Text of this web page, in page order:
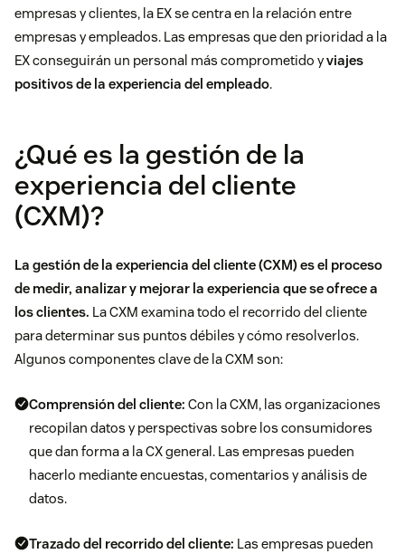
empresas y clientes, la EX se centra en la relación entre
empresas y empleados. Las empresas que den prioridad a la
EX conseguirán un personal más comprometido yviajes
positivos de la experiencia del empleado.
¿Qué es la gestión de la
experiencia del cliente
(CXM)?
La gestión de la experiencia del cliente (CXM)es el proceso
de medir, analizar y mejorar la experiencia que se ofrece a
los clientes. La CXM examina todo el recorrido del cliente
para determinar sus puntos débiles y cómo resolverlos.
Algunos componentes clave de la CXM son:
Comprensión del cliente: Con la CXM, las organizaciones
recopilan datos y perspectivas sobre los consumidores
que dan forma a la CX general. Las empresas pueden
hacerlo mediante encuestas, comentarios y análisis de
datos.
Trazado del recorrido del cliente: Las empresas pueden